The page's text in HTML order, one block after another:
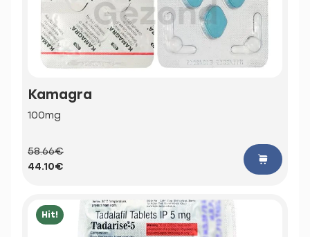
Kamagra
100mg
58.66€
44.10€
Hit!